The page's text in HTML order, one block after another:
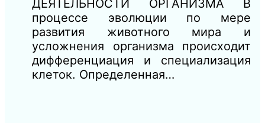
ДЕЯТЕЛЬНОСТИ ОРГАНИЗМА В
процессе эволюции по мере
развития животного мира и
усложнения организма происходит
дифференциация и специализация
клеток. Определенная…